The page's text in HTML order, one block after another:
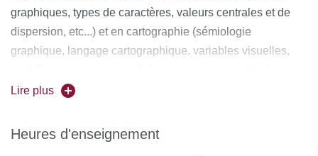
graphiques, types de caractères, valeurs centrales et de
dispersion, etc...) et en cartographie (sémiologie
graphique, langage cartographique, variables visuelles,
dans le cadre de travaux dirigés, au traitement de
traités par la géographie. Les échelles d’analyses variées
Lire plus
Heures d'enseignement